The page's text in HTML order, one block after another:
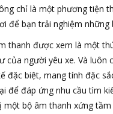
chỉ là một phương tiện
để bạn trải nghiệm những
thanh được xem là một
của người yêu xe. Và luôn
đặc biệt, mang tính đặc
để đáp ứng nhu cầu tìm
một bộ âm thanh xứng